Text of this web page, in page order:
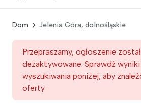
Dom Jelenia Góra, dolnośląskie
Przepraszamy, ogłoszenie
dezaktywowane. Sprawdź wyniki
wyszukiwania poniżej, aby
oferty